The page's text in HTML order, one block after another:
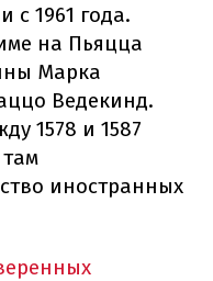
с 1961 года.
на Пьяцца
Марка
Ведекинд.
1578 и 1587
там
иностранных